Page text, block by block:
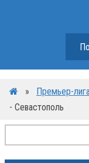
» Премьер-
- Севастополь